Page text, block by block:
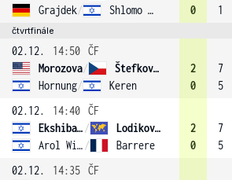
Grajdek/ Shlomo (2)
0
1
čtvrtfinále
02.12. 14:50 ČF
Morozova/
Štefková (3)
Hornung/ Keren
2
0
7
5
02.12. 14:40 ČF
Ekshibarova /
Lodikova (1)
Arol Wiegand / Barrere
2
0
7
5
02.12.
14:35 ČF